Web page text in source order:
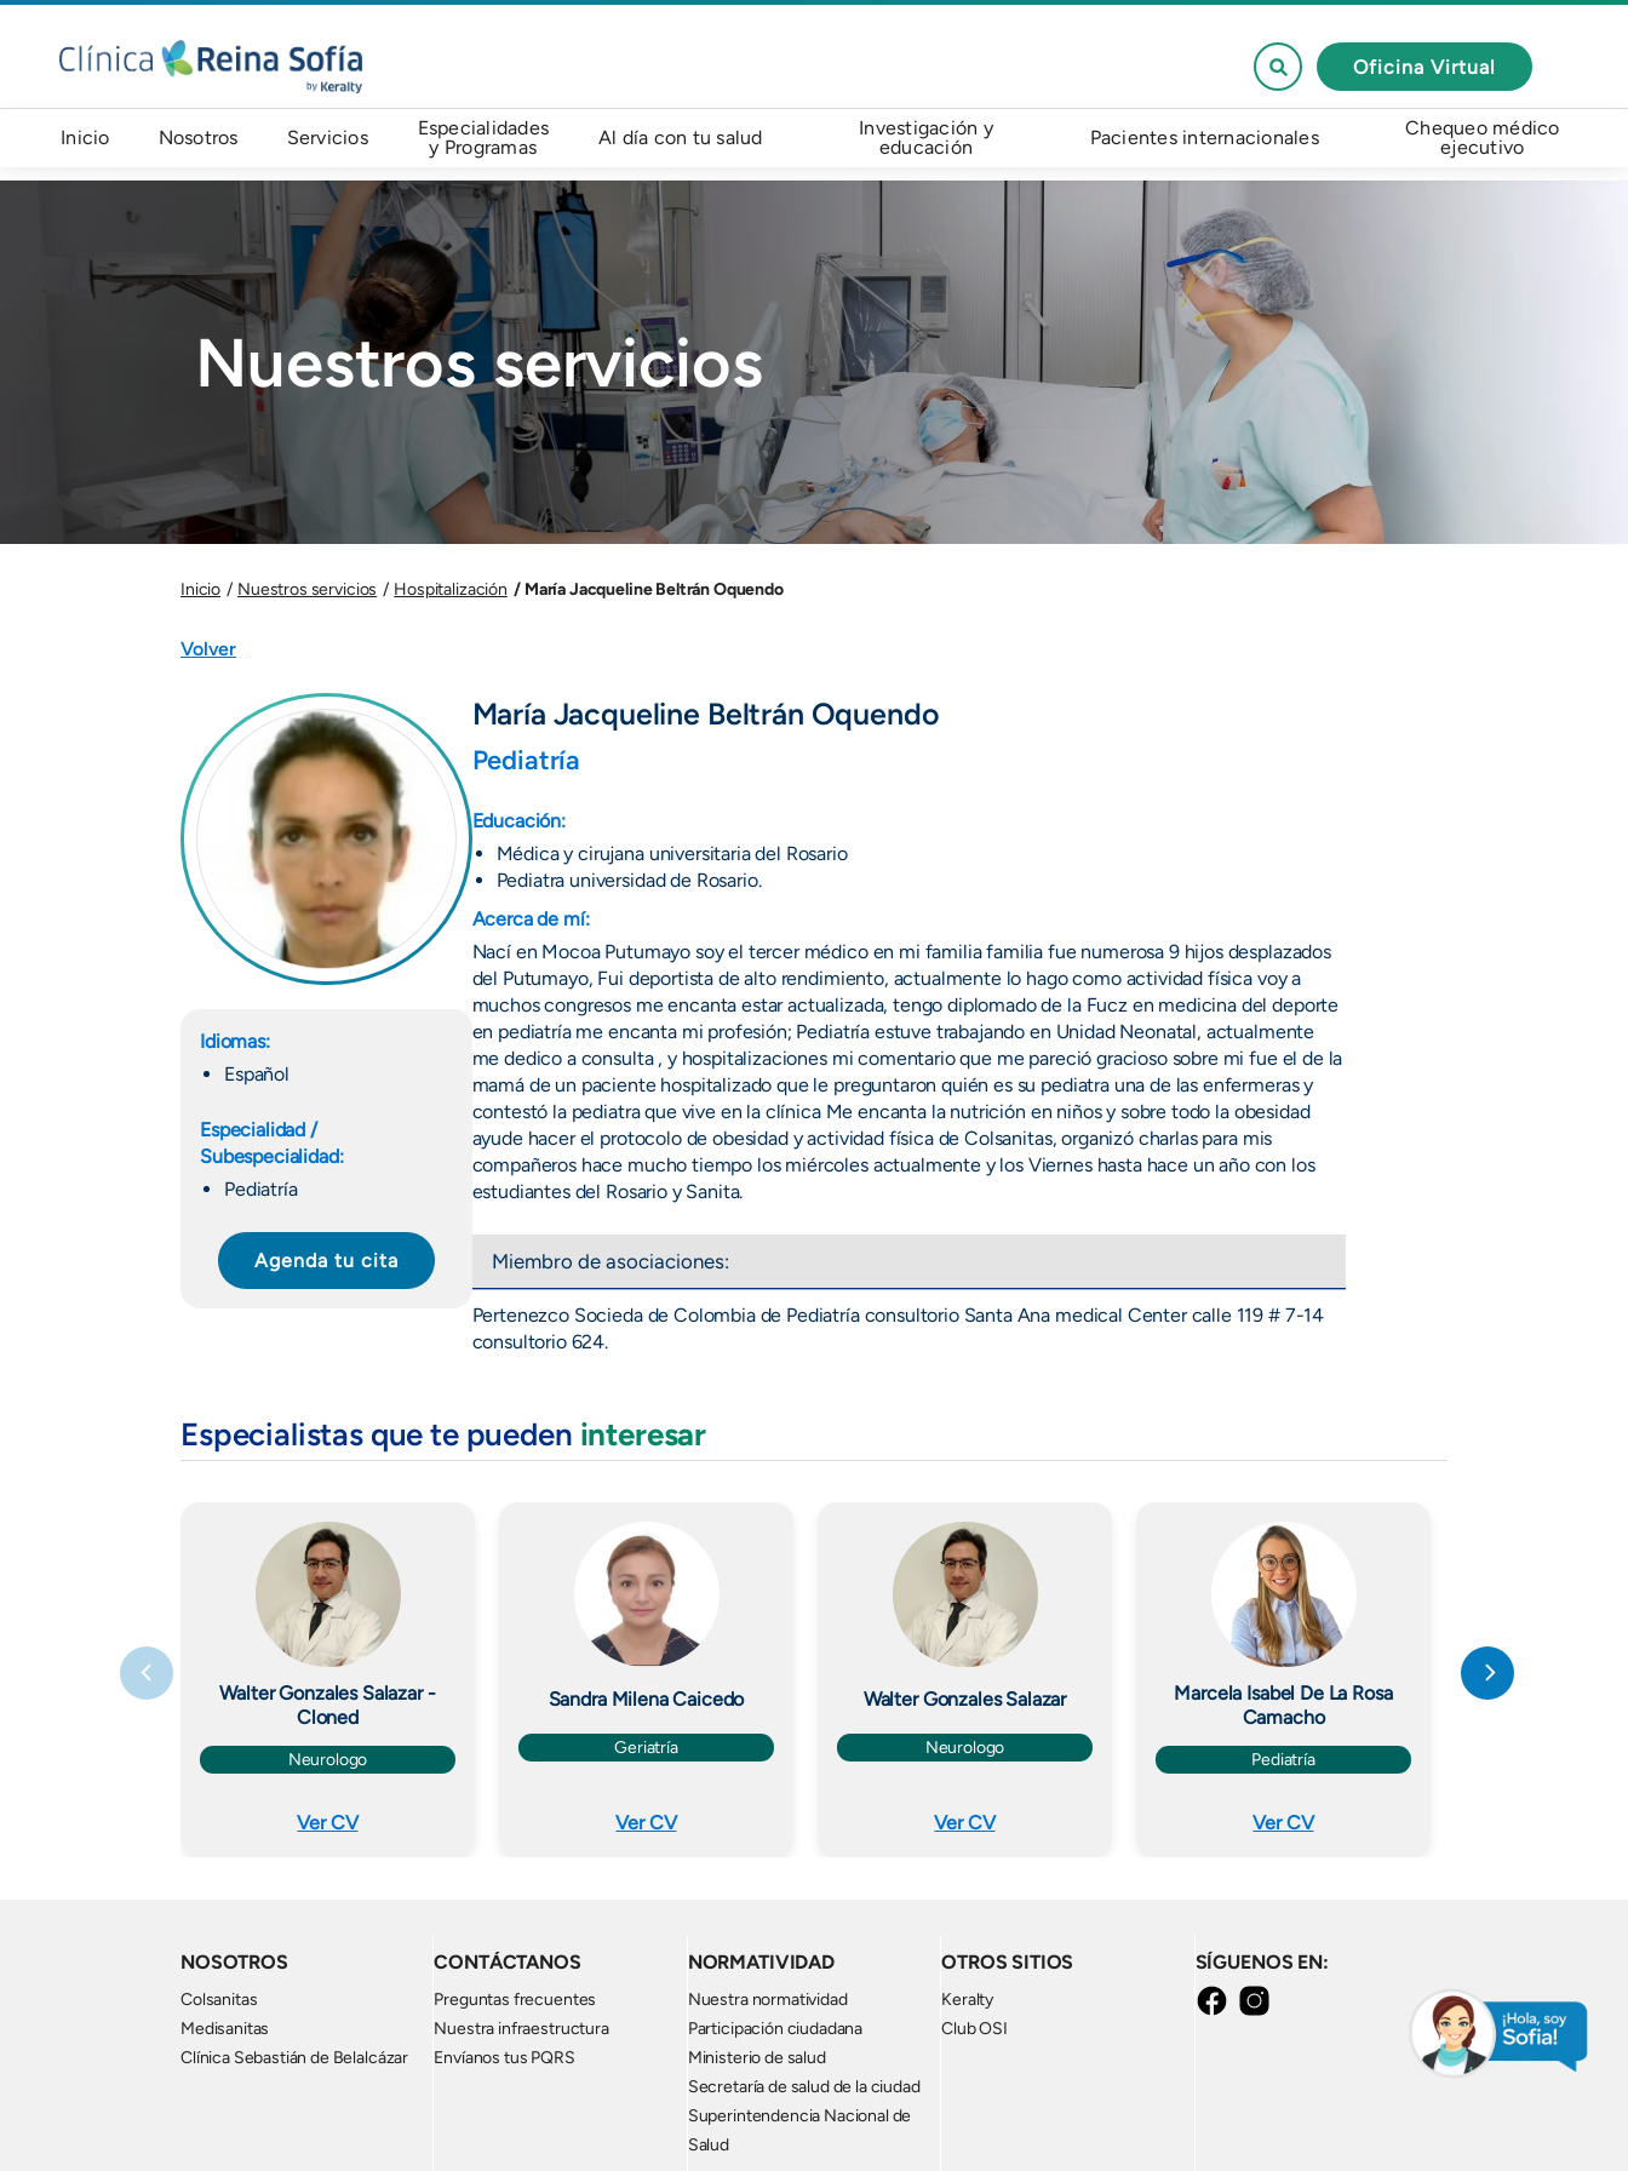
Pasar al contenido principal
Oficina Virtual
Navegación principal
Inicio Nosotros Servicios
Especialidades
y Programas
Al día con tu salud
Investigación y
educación
Pacientes internacionales
Chequeo médico
ejecutivo
Nuestros servicios
Inicio Nuestros servicios Hospitalización María Jacqueline Beltrán Oquendo
Volver
Idiomas:
Español
Especialidad /
Subespecialidad:
Pediatría
Agenda tu cita
María Jacqueline Beltrán Oquendo
Pediatría
Educación:
Médica y cirujana universitaria del Rosario
Pediatra universidad de Rosario.
Acerca de mí:
Nací en Mocoa Putumayo soy el tercer médico en mi familia familia fue numerosa 9 hijos desplazados
del Putumayo, Fui deportista de alto rendimiento, actualmente lo hago como actividad física voy a
muchos congresos me encanta estar actualizada, tengo diplomado de la Fucz en medicina del deporte
en pediatría me encanta mi profesión; Pediatría estuve trabajando en Unidad Neonatal, actualmente
me dedico a consulta , y hospitalizaciones mi comentario que me pareció gracioso sobre mi fue el de la
mamá de un paciente hospitalizado que le preguntaron quién es su pediatra una de las enfermeras y
contestó la pediatra que vive en la clínica Me encanta la nutrición en niños y sobre todo la obesidad
ayude hacer el protocolo de obesidad y actividad física de Colsanitas, organizó charlas para mis
compañeros hace mucho tiempo los miércoles actualmente y los Viernes hasta hace un año con los
estudiantes del Rosario y Sanita.
Miembro de asociaciones:
Pertenezco Socieda de Colombia de Pediatría consultorio Santa Ana medical Center calle 119 # 7-14
consultorio 624.
Especialistas que te pueden interesar
Imagen
Walter Gonzales Salazar -
Cloned
Neurologo
Ver CV
Imagen
Sandra Milena Caicedo
Geriatría
Ver CV
Imagen
Walter Gonzales Salazar
Neurologo
Ver CV
Imagen
Marcela Isabel De La Rosa
Camacho
Pediatría
Ver CV
Carlos Andrés
NOSOTROS
Colsanitas
Medisanitas
Clínica Sebastián de Belalcázar
CONTÁCTANOS
Preguntas frecuentes
Nuestra infraestructura
Envíanos tus PQRS
NORMATIVIDAD
Nuestra normatividad
Participación ciudadana
Ministerio de salud
Secretaría de salud de la ciudad
Superintendencia Nacional de
Salud
OTROS SITIOS
Keralty
Club OSI
SÍGUENOS EN:
facebookinstagram